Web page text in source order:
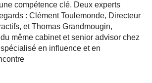
compétence clé. Deux experts
: Clément Toulemonde, Directeur
et Thomas Grandmougin,
même cabinet et senior advisor chez
en influence et en